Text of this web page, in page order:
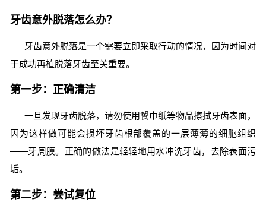
牙齿意外脱落怎么办？
牙齿意外脱落是一个需要立即采取行动的情况，因为时间对
于成功再植脱落牙齿至关重要。
第一步：正确清洁
一旦发现牙齿脱落，请勿使用餐巾纸等物品擦拭牙齿表面，
因为这样做可能会损坏牙齿根部覆盖的一层薄薄的细胞组织
——牙周膜。正确的做法是轻轻地用水冲洗牙齿，去除表面污
垢。
第二步：尝试复位